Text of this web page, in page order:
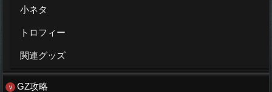
小ネタ
トロフィー
関連グッズ
GZ攻略